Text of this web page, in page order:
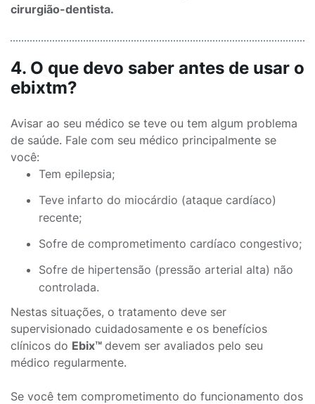
cirurgião-dentista.
4. O que devo saber antes de usar o
ebixtm?
Avisar ao seu médico se teve ou tem algum problema
de saúde. Fale com seu médico principalmente se
você:
Tem epilepsia;
Teve infarto do miocárdio (ataque cardíaco)
recente;
Sofre de comprometimento cardíaco congestivo;
Sofre de hipertensão (pressão arterial alta) não
controlada.
Nestas situações, o tratamento deve ser
supervisionado cuidadosamente e os benefícios
clínicos do Ebix™ devem ser avaliados pelo seu
médico regularmente.
Se você tem comprometimento do funcionamento dos